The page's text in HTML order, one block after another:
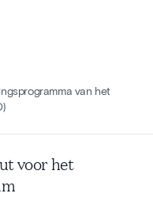
van het
voor het